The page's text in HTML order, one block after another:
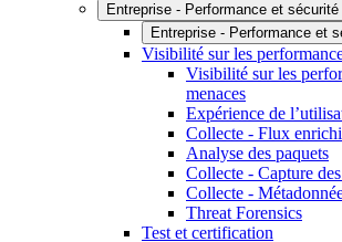
Entreprise - Performance et sécurité
Entreprise - Performance et
Visibilité sur les
Visibilité sur les
menaces
Expérience de
Collecte - Flux
Analyse des paquets
Collecte - Capture
Collecte -
Threat Forensics
Test et certification